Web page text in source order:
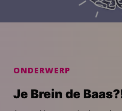
ONDERWERP
Je Brein de